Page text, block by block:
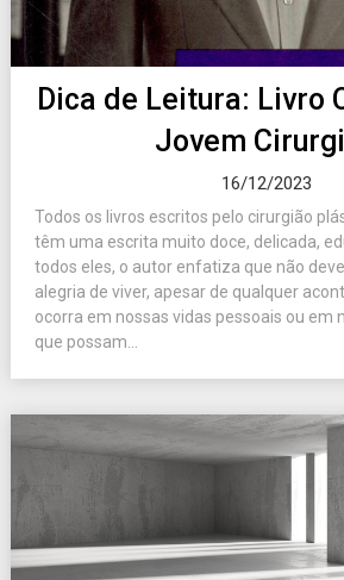
Dica de Leitura: Livro
Jovem
16/12/2023
Todos os livros escritos pelo cirurgião
têm uma escrita muito doce, delicada,
todos eles, o autor enfatiza que não
alegria de viver, apesar de qualquer
ocorra em nossas vidas pessoais ou em
que possam...